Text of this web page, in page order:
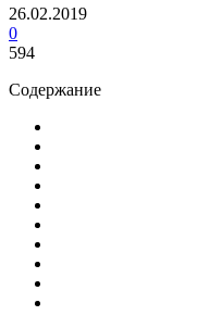
26.02.2019
0
594
Содержание